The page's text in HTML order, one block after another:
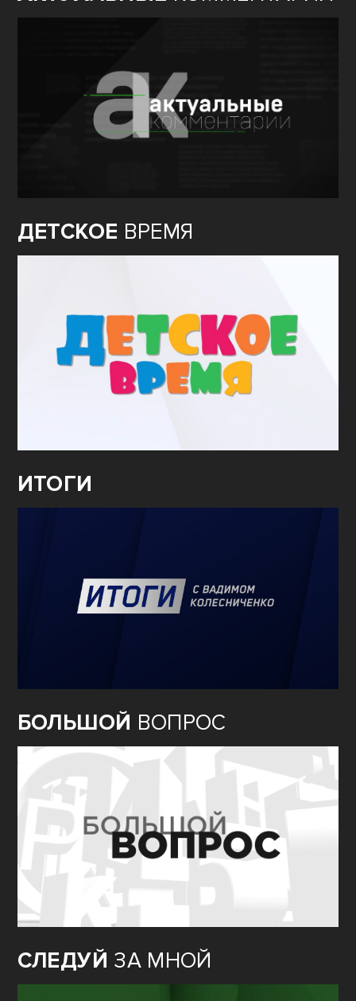
ДЕТСКОЕ ВРЕМЯ
ИТОГИ
БОЛЬШОЙ ВОПРОС
СЛЕДУЙ ЗА МНОЙ